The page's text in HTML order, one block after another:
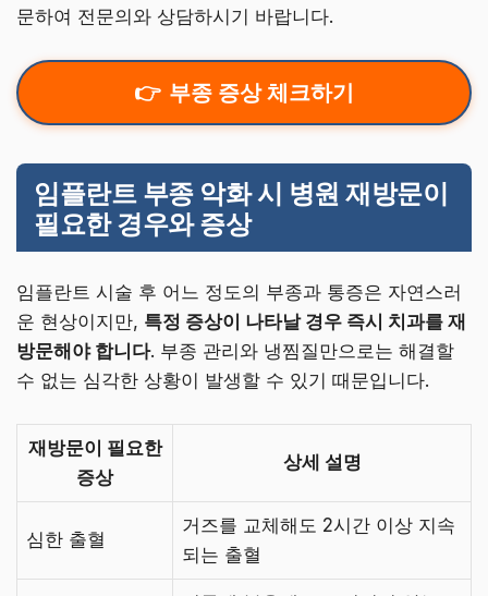
문하여 전문의와 상담하시기 바랍니다.
부종 증상 체크하기
임플란트 부종 악화 시 병원 재방문이
필요한 경우와 증상
임플란트 시술 후 어느 정도의 부종과 통증은 자연스러
운 현상이지만, 특정 증상이 나타날 경우 즉시 치과를 재
방문해야 합니다. 부종 관리와 냉찜질만으로는 해결할
수 없는 심각한 상황이 발생할 수 있기 때문입니다.
재방문이 필요한
증상
상세 설명
심한 출혈
거즈를 교체해도 2시간 이상 지속
되는 출혈